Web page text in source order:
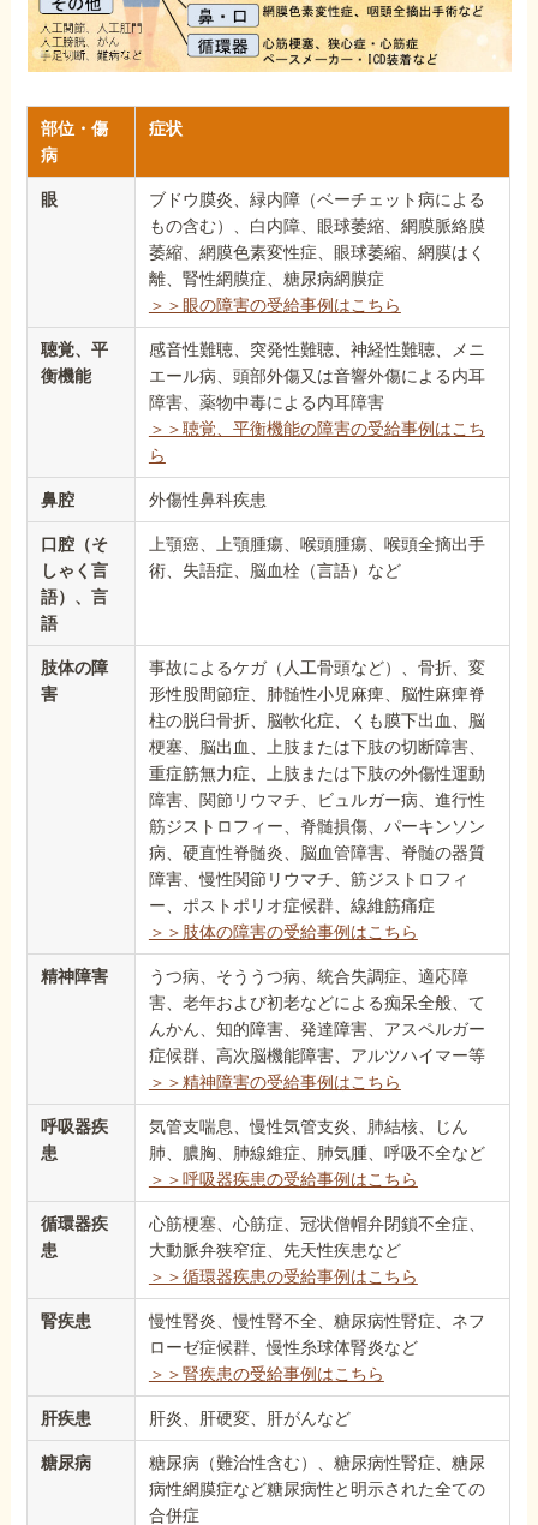
部位・傷
病
症状
眼
ブドウ膜炎、緑内障（ベーチェット病による
もの含む）、白内障、眼球萎縮、網膜脈絡膜
萎縮、網膜色素変性症、眼球萎縮、網膜はく
離、腎性網膜症、糖尿病網膜症
＞＞眼の障害の受給事例はこちら
聴覚、平
衡機能
感音性難聴、突発性難聴、神経性難聴、メニ
エール病、頭部外傷又は音響外傷による内耳
障害、薬物中毒による内耳障害
＞＞聴覚、平衡機能の障害の受給事例はこち
ら
鼻腔 外傷性鼻科疾患
口腔（そ
しゃく言
語）、言
語
上顎癌、上顎腫瘍、喉頭腫瘍、喉頭全摘出手
術、失語症、脳血栓（言語）など
肢体の障
害
事故によるケガ（人工骨頭など）、骨折、変
形性股間節症、肺髄性小児麻痺、脳性麻痺脊
柱の脱臼骨折、脳軟化症、くも膜下出血、脳
梗塞、脳出血、上肢または下肢の切断障害、
重症筋無力症、上肢または下肢の外傷性運動
障害、関節リウマチ、ビュルガー病、進行性
筋ジストロフィー、脊髄損傷、パーキンソン
病、硬直性脊髄炎、脳血管障害、脊髄の器質
障害、慢性関節リウマチ、筋ジストロフィ
ー、ポストポリオ症候群、線維筋痛症
＞＞肢体の障害の受給事例はこちら
精神障害
うつ病、そううつ病、統合失調症、適応障
害、老年および初老などによる痴呆全般、て
んかん、知的障害、発達障害、アスペルガー
症候群、高次脳機能障害、アルツハイマー等
＞＞精神障害の受給事例はこちら
呼吸器疾
患
気管支喘息、慢性気管支炎、肺結核、じん
肺、膿胸、肺線維症、肺気腫、呼吸不全など
＞＞呼吸器疾患の受給事例はこちら
循環器疾
患
心筋梗塞、心筋症、冠状僧帽弁閉鎖不全症、
大動脈弁狭窄症、先天性疾患など
＞＞循環器疾患の受給事例はこちら
腎疾患
慢性腎炎、慢性腎不全、糖尿病性腎症、ネフ
ローゼ症候群、慢性糸球体腎炎など
＞＞腎疾患の受給事例はこちら
肝疾患 肝炎、肝硬変、肝がんなど
糖尿病
糖尿病（難治性含む）、糖尿病性腎症、糖尿
病性網膜症など糖尿病性と明示された全ての
合併症